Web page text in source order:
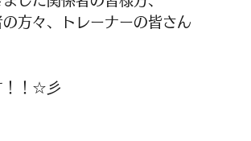
方々、トレーナーの皆さん
！！☆彡